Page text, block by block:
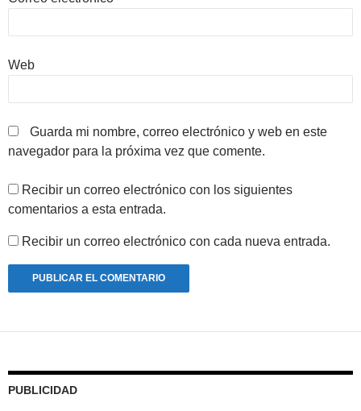
Web
Guarda mi nombre, correo electrónico y web en este
navegador para la próxima vez que comente.
Recibir un correo electrónico con los siguientes
comentarios a esta entrada.
Recibir un correo electrónico con cada nueva entrada.
PUBLICIDAD